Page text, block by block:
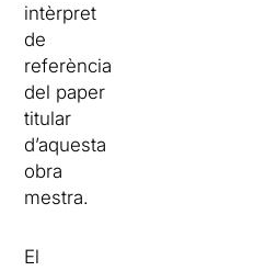
intèrpret
de
referència
del paper
titular
d’aquesta
obra
mestra.
El